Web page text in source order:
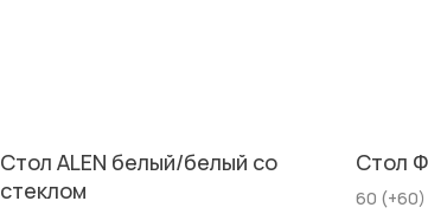
Стол ALEN белый/белый со
стеклом
Стол
60 (+60)